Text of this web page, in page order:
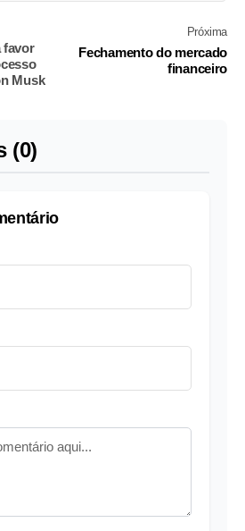
favor
Musk
Próxima
Fechamento do mercado
financeiro
(0)